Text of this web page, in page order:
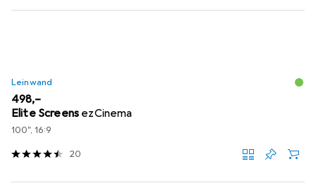
Leinwand
EUR
498,–
Elite Screens ezCinema
100", 16:9
20